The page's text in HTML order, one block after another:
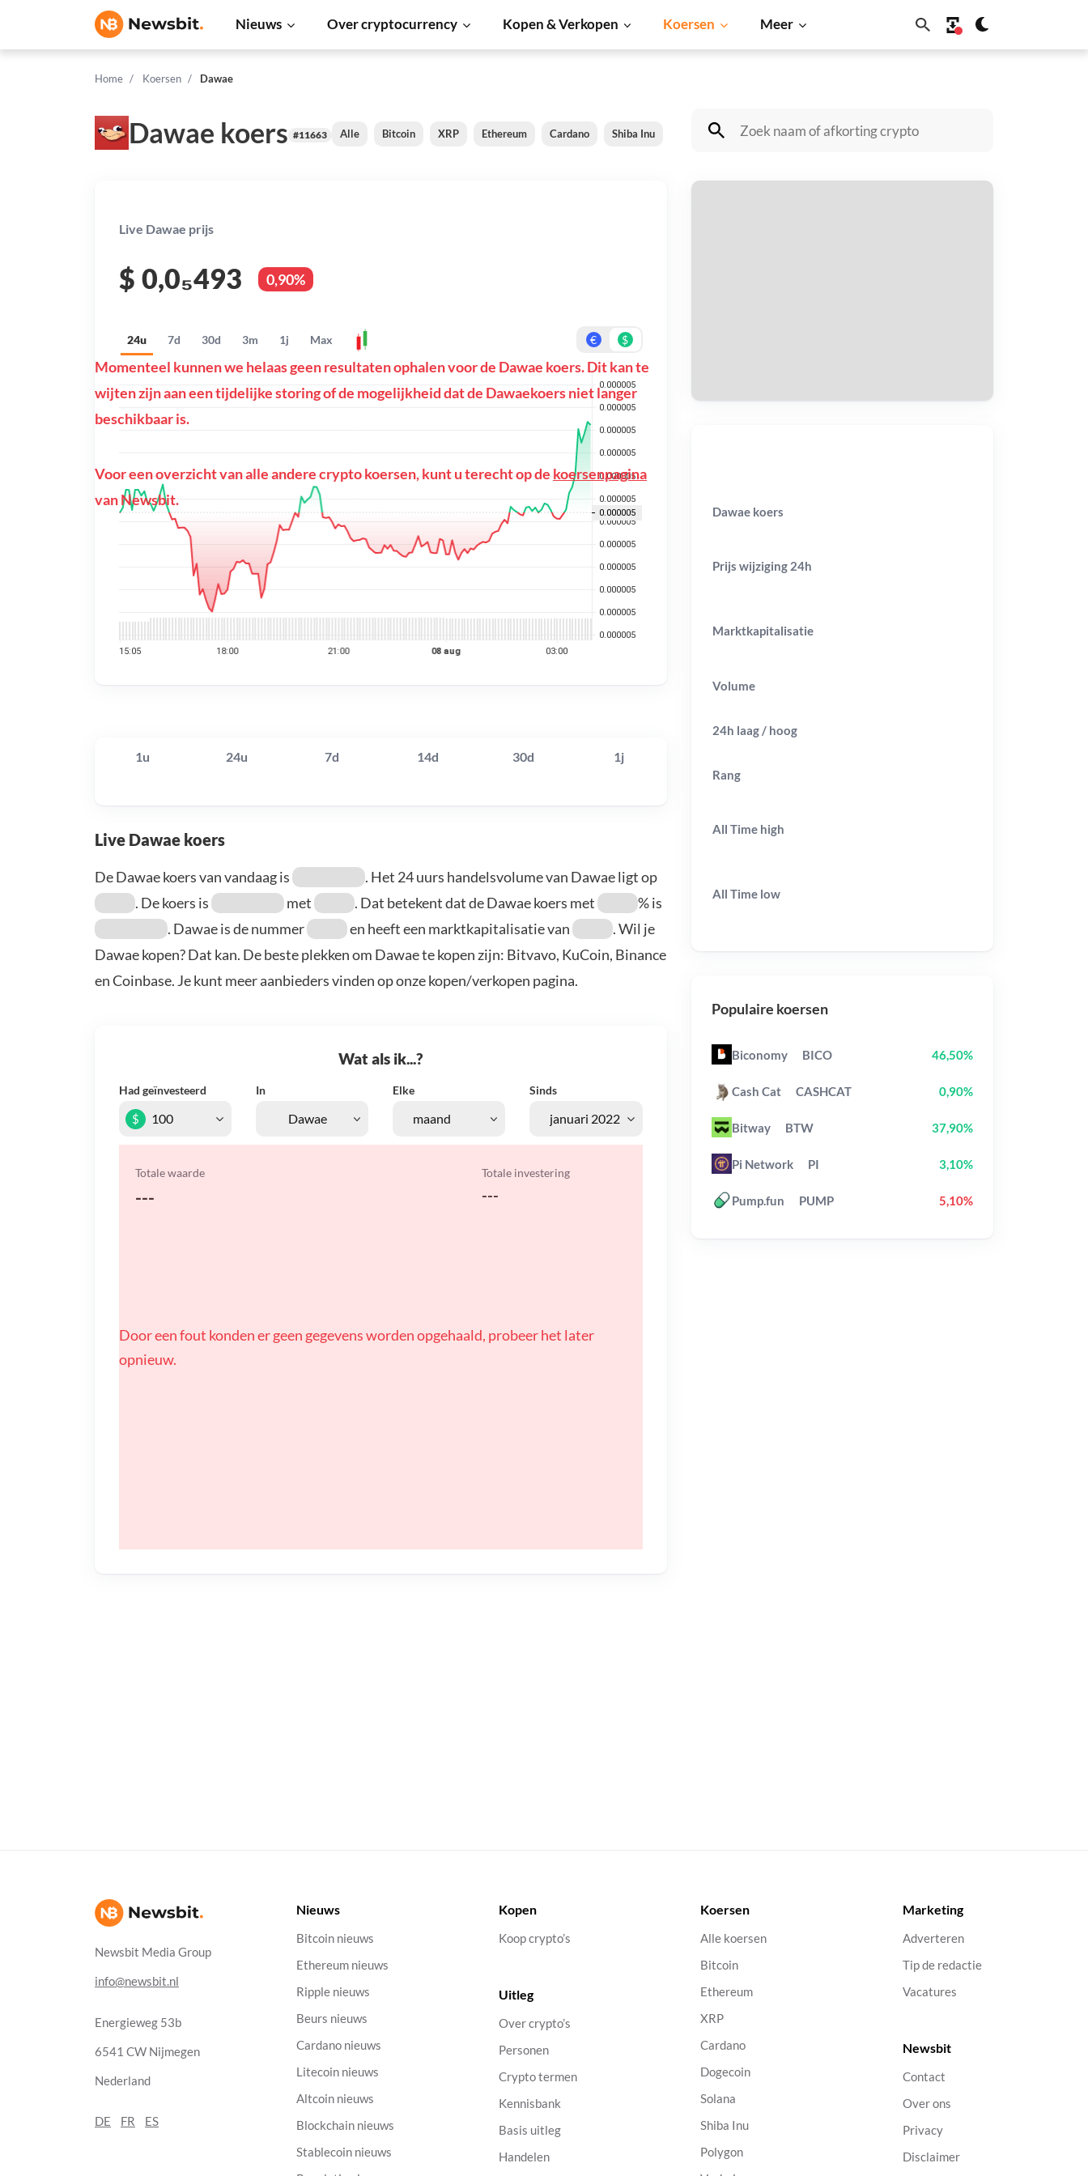
Nieuws Over cryptocurrency Kopen & Verkopen Koersen Meer
Home Koersen Dawae
Dawae koers #11663 Alle Bitcoin XRP Ethereum Cardano Shiba Inu Dogecoin Solana BNB
Live Dawae prijs
$ 0,0₅493 0,90%
24u 7d 30d 3m 1j Max € $
Momenteel kunnen we helaas geen resultaten ophalen voor de Dawae koers. Dit kan te
wijten zijn aan een tijdelijke storing of de mogelijkheid dat de Dawaekoers niet langer
beschikbaar is.
Voor een overzicht van alle andere crypto koersen, kunt u terecht op de koersenpagina
van Newsbit.
1u 24u 7d 14d 30d 1j
Live Dawae koers
De Dawae koers van vandaag is
. Het 24 uurs handelsvolume van Dawae ligt op
. De koers is
met . Dat betekent dat de Dawae koers met
% is
. Dawae is de nummer
en heeft een marktkapitalisatie van
. Wil je
Dawae kopen? Dat kan. De beste plekken om Dawae te kopen zijn: Bitvavo, KuCoin, Binance
en Coinbase. Je kunt meer aanbieders vinden op onze kopen/verkopen pagina.
Wat als ik...?
Had geïnvesteerd In Elke Sinds
$
Totale waarde
---
Totale investering
---
Door een fout konden er geen gegevens worden opgehaald, probeer het later
opnieuw.
Dawae koers
Prijs wijziging 24h
Marktkapitalisatie
Volume
24h laag / hoog
Rang
All Time high
All Time low
Populaire koersen
Biconomy BICO 46,50%
Cash Cat CASHCAT 0,90%
Bitway BTW 37,90%
Pi Network PI 3,10%
Pump.fun PUMP 5,10%
Newsbit Media Group
info@newsbit.nl
Energieweg 53b
6541 CW Nijmegen
Nederland
DE FR ES
Nieuws
Bitcoin nieuws
Ethereum nieuws
Ripple nieuws
Beurs nieuws
Cardano nieuws
Litecoin nieuws
Altcoin nieuws
Blockchain nieuws
Stablecoin nieuws
Kopen
Koop crypto’s
Uitleg
Over crypto’s
Personen
Crypto termen
Kennisbank
Basis uitleg
Handelen
Koersen
Alle koersen
Bitcoin
Ethereum
XRP
Cardano
Dogecoin
Solana
Shiba Inu
Polygon
Marketing
Adverteren
Tip de redactie
Vacatures
Newsbit
Contact
Over ons
Privacy
Disclaimer